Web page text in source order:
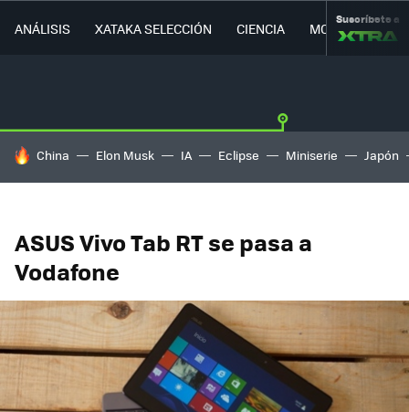
ANÁLISIS XATAKA SELECCIÓN CIENCIA MOVILIDAD
Suscríbete a
HOY SE HABLA DE
China Elon Musk IA Eclipse Miniserie Japón
ASUS Vivo Tab RT se pasa a
Vodafone